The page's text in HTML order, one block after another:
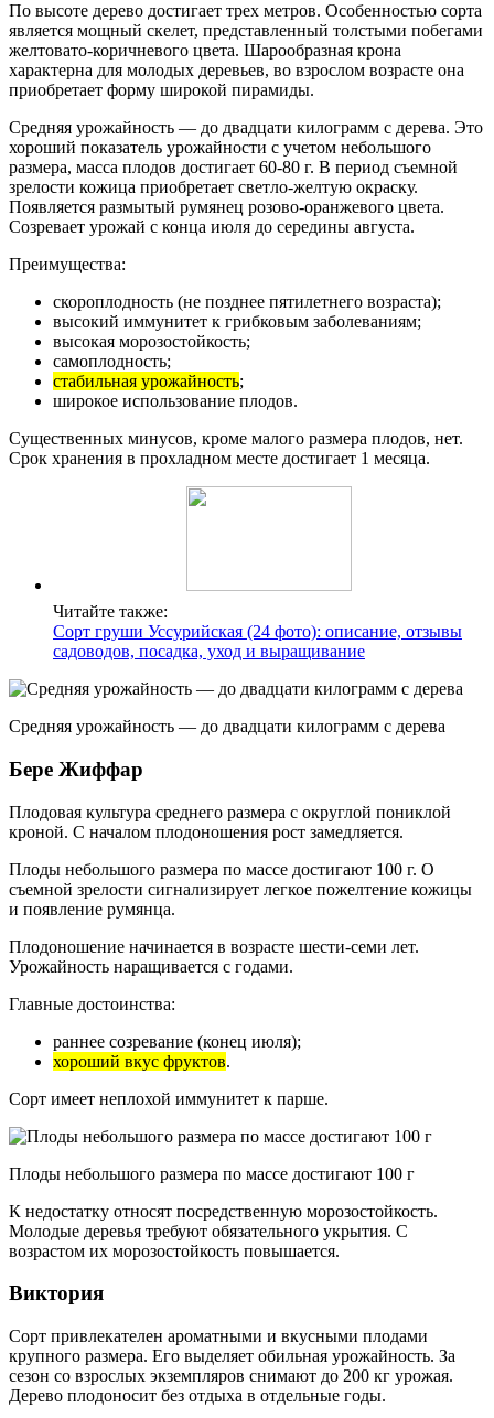
По высоте дерево достигает трех метров. Особенностью сорта
является мощный скелет, представленный толстыми побегами
желтовато-коричневого цвета. Шарообразная крона
характерна для молодых деревьев, во взрослом возрасте она
приобретает форму широкой пирамиды.
Средняя урожайность — до двадцати килограмм с дерева. Это
хороший показатель урожайности с учетом небольшого
размера, масса плодов достигает 60-80 г. В период съемной
зрелости кожица приобретает светло-желтую окраску.
Появляется размытый румянец розово-оранжевого цвета.
Созревает урожай с конца июля до середины августа.
Преимущества:
скороплодность (не позднее пятилетнего возраста);
высокий иммунитет к грибковым заболеваниям;
высокая морозостойкость;
самоплодность;
стабильная урожайность;
широкое использование плодов.
Существенных минусов, кроме малого размера плодов, нет.
Срок хранения в прохладном месте достигает 1 месяца.
Читайте также:
Сорт груши Уссурийская (24 фото): описание, отзывы
садоводов, посадка, уход и выращивание
Средняя урожайность — до двадцати килограмм с дерева
Бере Жиффар
Плодовая культура среднего размера с округлой пониклой
кроной. С началом плодоношения рост замедляется.
Плоды небольшого размера по массе достигают 100 г. О
съемной зрелости сигнализирует легкое пожелтение кожицы
и появление румянца.
Плодоношение начинается в возрасте шести-семи лет.
Урожайность наращивается с годами.
Главные достоинства:
раннее созревание (конец июля);
хороший вкус фруктов.
Сорт имеет неплохой иммунитет к парше.
Плоды небольшого размера по массе достигают 100 г
К недостатку относят посредственную морозостойкость.
Молодые деревья требуют обязательного укрытия. С
возрастом их морозостойкость повышается.
Виктория
Сорт привлекателен ароматными и вкусными плодами
крупного размера. Его выделяет обильная урожайность. За
сезон со взрослых экземпляров снимают до 200 кг урожая.
Дерево плодоносит без отдыха в отдельные годы.